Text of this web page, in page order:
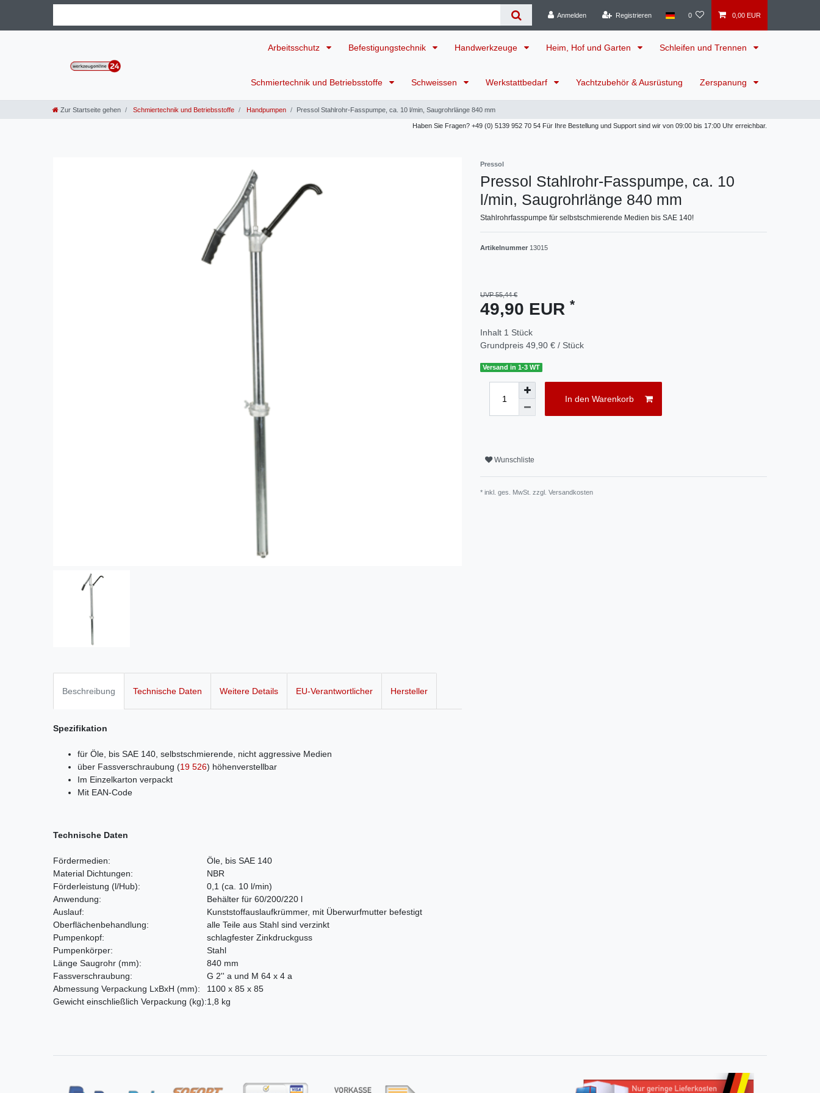
Anmelden Registrieren 0 0,00 EUR
Arbeitsschutz Befestigungstechnik Handwerkzeuge Heim, Hof und Garten Schleifen und Trennen
Schmiertechnik und Betriebsstoffe Schweissen Werkstattbedarf Yachtzubehör & Ausrüstung Zerspanung
Zur Startseite gehen Schmiertechnik und Betriebsstoffe Handpumpen Pressol Stahlrohr-Fasspumpe, ca. 10 l/min, Saugrohrlänge 840 mm
Haben Sie Fragen? +49 (0) 5139 952 70 54 Für Ihre Bestellung und Support sind wir von 09:00 bis 17:00 Uhr erreichbar.
Pressol
Pressol Stahlrohr-Fasspumpe, ca. 10
l/min, Saugrohrlänge 840 mm
Stahlrohrfasspumpe für selbstschmierende Medien bis SAE 140!
Artikelnummer 13015
UVP 55,44 €
49,90 EUR *
Inhalt 1 Stück
Grundpreis 49,90 € / Stück
Versand in 1-3 WT
In den Warenkorb
Wunschliste
* inkl. ges. MwSt. zzgl. Versandkosten
Beschreibung Technische Daten Weitere Details EU-Verantwortlicher Hersteller
Spezifikation
für Öle, bis SAE 140, selbstschmierende, nicht aggressive Medien
über Fassverschraubung (19 526) höhenverstellbar
Im Einzelkarton verpackt
Mit EAN-Code
Technische Daten
Fördermedien:
Öle, bis SAE 140
Material Dichtungen:
NBR
Förderleistung (l/Hub):
0,1 (ca. 10 l/min)
Anwendung:
Behälter für 60/200/220 l
Auslauf:
Kunststoffauslaufkrümmer, mit Überwurfmutter befestigt
Oberflächenbehandlung:
alle Teile aus Stahl sind verzinkt
Pumpenkopf:
schlagfester Zinkdruckguss
Pumpenkörper:
Stahl
Länge Saugrohr (mm):
840 mm
Fassverschraubung:
G 2'' a und M 64 x 4 a
Abmessung Verpackung LxBxH (mm):
1100 x 85 x 85
Gewicht einschließlich Verpackung (kg):1,8 kg